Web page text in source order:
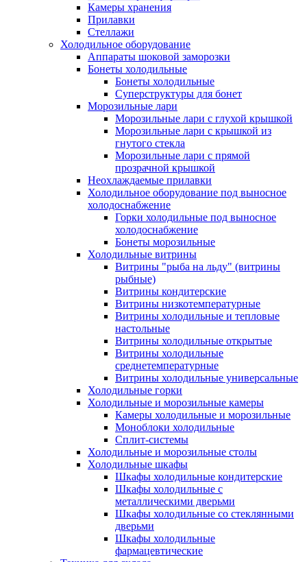
Камеры хранения
Прилавки
Стеллажи
Холодильное оборудование
Аппараты шоковой заморозки
Бонеты холодильные
Бонеты холодильные
Суперструктуры для бонет
Морозильные лари
Морозильные лари с глухой крышкой
Морозильные лари с крышкой из
гнутого стекла
Морозильные лари с прямой
прозрачной крышкой
Неохлаждаемые прилавки
Холодильное оборудование под выносное
холодоснабжение
Горки холодильные под выносное
холодоснабжение
Бонеты морозильные
Холодильные витрины
Витрины "рыба на льду" (витрины
рыбные)
Витрины кондитерские
Витрины низкотемпературные
Витрины холодильные и тепловые
настольные
Витрины холодильные открытые
Витрины холодильные
среднетемпературные
Витрины холодильные универсальные
Холодильные горки
Холодильные и морозильные камеры
Камеры холодильные и морозильные
Моноблоки холодильные
Сплит-системы
Холодильные и морозильные столы
Холодильные шкафы
Шкафы холодильные кондитерские
Шкафы холодильные с
металлическими дверьми
Шкафы холодильные со стеклянными
дверьми
Шкафы холодильные
фармацевтические